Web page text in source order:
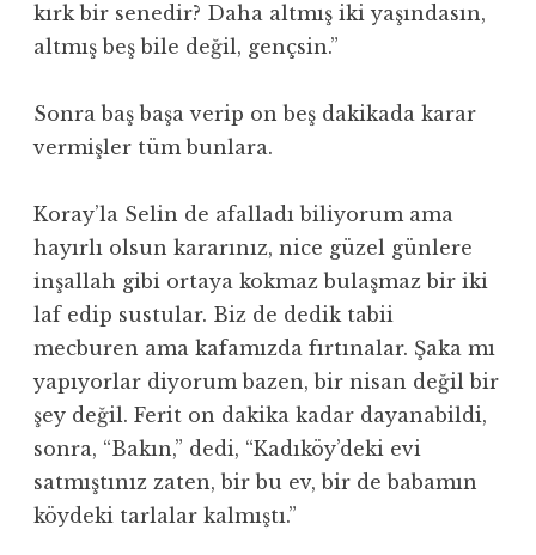
kırk bir senedir? Daha altmış iki yaşındasın,
altmış beş bile değil, gençsin.”
Sonra baş başa verip on beş dakikada karar
vermişler tüm bunlara.
Koray’la Selin de afalladı biliyorum ama
hayırlı olsun kararınız, nice güzel günlere
inşallah gibi ortaya kokmaz bulaşmaz bir iki
laf edip sustular. Biz de dedik tabii
mecburen ama kafamızda fırtınalar. Şaka mı
yapıyorlar diyorum bazen, bir nisan değil bir
şey değil. Ferit on dakika kadar dayanabildi,
sonra, “Bakın,” dedi, “Kadıköy’deki evi
satmıştınız zaten, bir bu ev, bir de babamın
köydeki tarlalar kalmıştı.”